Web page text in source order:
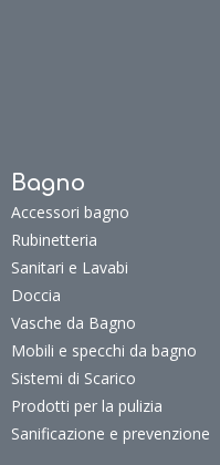
Bagno
Accessori bagno
Rubinetteria
Sanitari e Lavabi
Doccia
Vasche da Bagno
Mobili e specchi da bagno
Sistemi di Scarico
Prodotti per la pulizia
Sanificazione e prevenzione